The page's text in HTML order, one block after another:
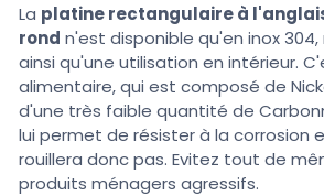
La platine rectangulaire à
rond n'est disponible qu'en inox
ainsi qu'une utilisation en intérieur.
alimentaire, qui est composé de
d'une très faible quantité de
lui permet de résister à la corrosion
rouillera donc pas. Evitez tout de
produits ménagers agressifs.